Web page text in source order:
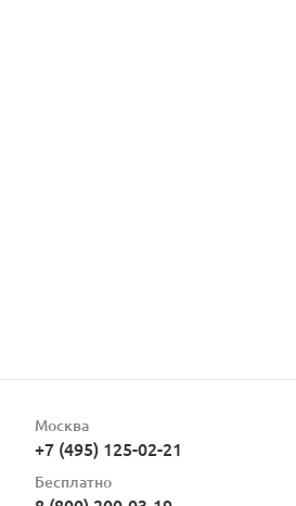
Москва
+7 (495) 125-02-21
Бесплатно